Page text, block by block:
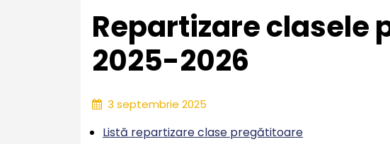
Repartizare clasele
2025-2026
3 septembrie 2025
2025
Listă repartizare clase pregătitoare